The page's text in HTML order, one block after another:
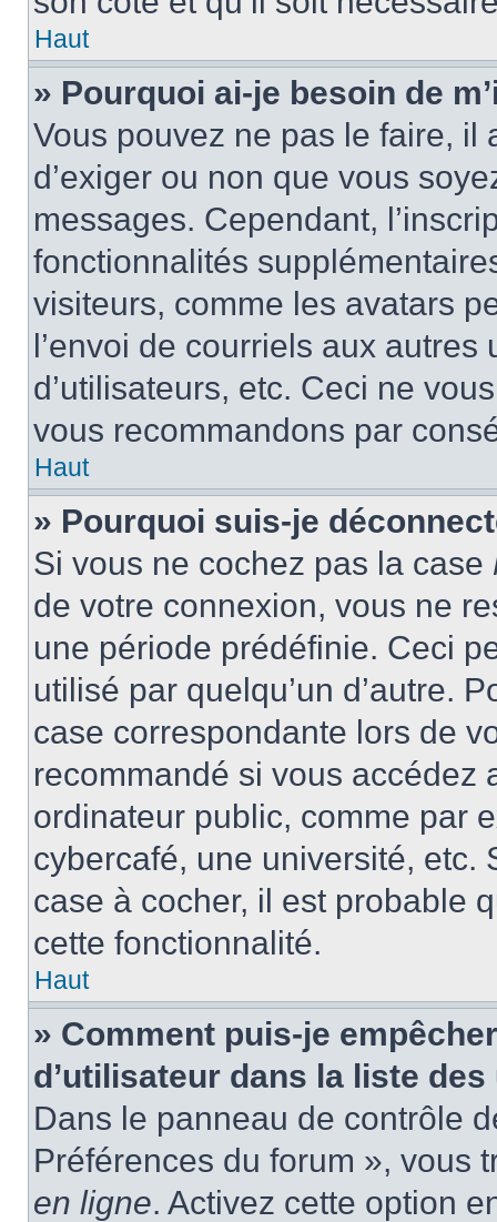
Haut
» Pourquoi ai-je besoin de
Vous pouvez ne pas le faire, il
d’exiger ou non que vous
messages. Cependant,
fonctionnalités
visiteurs, comme les avatars
l’envoi de courriels aux
d’utilisateurs, etc. Ceci ne
vous recommandons par
Haut
» Pourquoi suis-je
Si vous ne cochez pas la case
de votre connexion, vous ne
une période prédéfinie. Ceci
utilisé par quelqu’un d’autre.
case correspondante lors de
recommandé si vous accédez
ordinateur public, comme par
cybercafé, une université, etc.
case à cocher, il est probable
cette fonctionnalité.
Haut
» Comment puis-je
d’utilisateur dans la liste
Dans le panneau de contrôle
Préférences du forum », vous
en ligne. Activez cette option